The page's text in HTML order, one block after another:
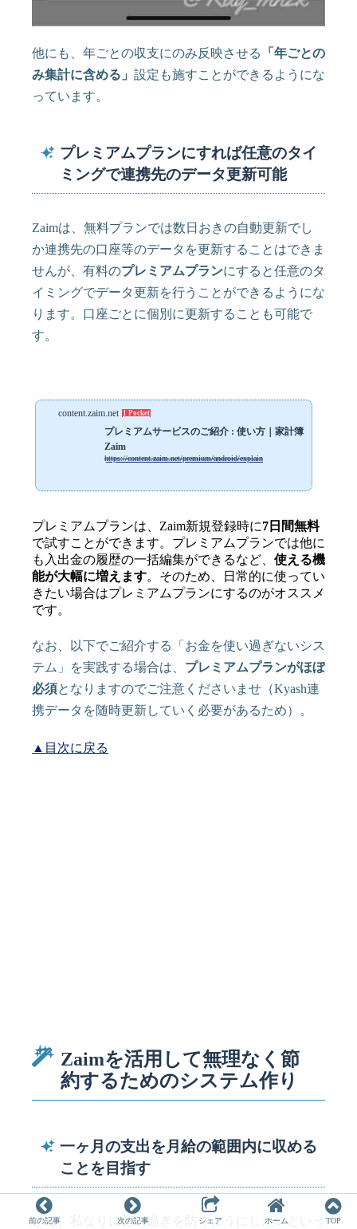
他にも、年ごとの収支にのみ反映させる
「年ごとの
み集計に含める」 設定も施すことができるようにな
っています。
プレミアムプランにすれば任意のタイ
ミングで連携先のデータ更新可能
Zaimは、無料プランでは数日おきの自動更新でし
か連携先の口座等のデータを更新することはできま
せんが、有料のプレミアムプランにすると任意のタ
イミングでデータ更新を行うことができるようにな
ります。口座ごとに個別に更新することも可能で
す。
content.zaim.net 1 Pocket
プレミアムサービスのご紹介 : 使い方｜家計簿
Zaim
https://content.zaim.net/premium/android/explain
プレミアムプランは、Zaim新規登録時に7日間無料
で試すことができます。プレミアムプランでは他に
も入出金の履歴の一括編集ができるなど、 使える機
能が大幅に増えます。そのため、日常的に使ってい
きたい場合はプレミアムプランにするのがオススメ
です。
なお、以下でご紹介する「お金を使い過ぎないシス
テム」を実践する場合は、 プレミアムプランがほぼ
必須となりますのでご注意くださいませ（Kyash連
携データを随時更新していく必要があるため）。
▲目次に戻る
Zaimを活用して無理なく節
約するためのシステム作り
一ヶ月の支出を月給の範囲内に収める
ことを目指す
さて、私なりに使い過ぎを防ぐようにしたいといっ
前の記事 次の記事 シェア ホーム TOP